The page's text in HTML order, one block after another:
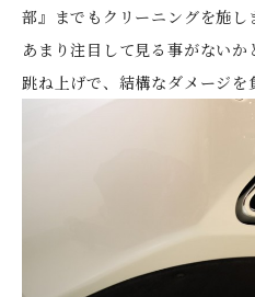
部』までもクリーニングを施し
あまり注目して見る事がない
跳ね上げで、結構なダメージを